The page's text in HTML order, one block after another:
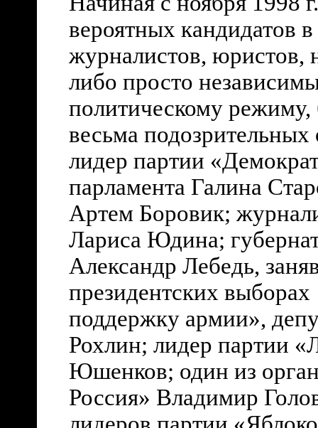
вероятных кандидатов
журналистов, юристов,
либо просто
политическому
весьма подозрительных
лидер партии
парламента Галина
Артем Боровик;
Лариса Юдина;
Александр Лебедь,
президентских
поддержку армии»,
Рохлин; лидер партии
Юшенков; один из
Россия» Владимир